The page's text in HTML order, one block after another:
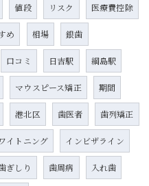
値段 リスク 医療費控除
め 相場 銀歯
口コミ 日吉駅 綱島駅
マウスピース矯正 期間
港北区 歯医者 歯列矯正
イトニング インビザライン
ぎしり 歯周病 入れ歯